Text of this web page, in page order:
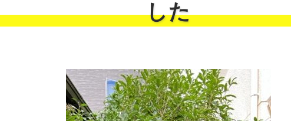
した